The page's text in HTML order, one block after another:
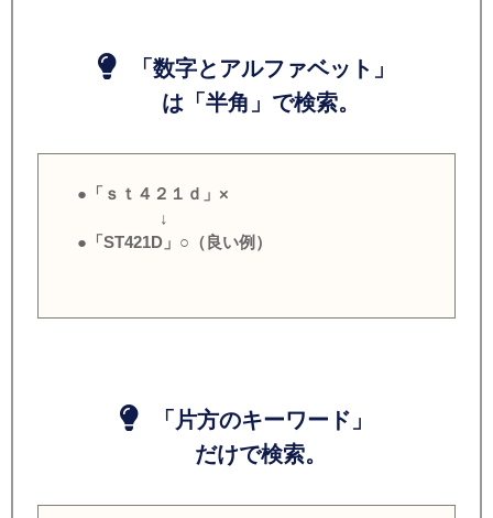
「数字とアルファベット」
は「半角」で検索。
●「ｓｔ４２１ｄ」×
↓
●「ST421D」○（良い例）
「片方のキーワード」
だけで検索。